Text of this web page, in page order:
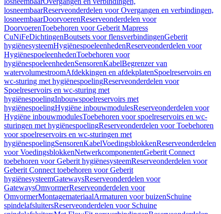
losneembaarReserveonderdelen voor Overgangen en verbindingen,
losneembaarDoorvoerenReserveonderdelen voor
DoorvoerenToebehoren voor Geberit Mapress
CuNiFeDichtingenBoutsets voor flensverbindingenGeberit
hygiënesysteemHygiënespoeleenhedenReserveonderdelen voor
HygiënespoeleenhedenToebehoren voor
hygiënespoeleenhedenSensorenKabelBegrenzer van
watervolumestroomAfdekkingen en afdekplatenSpoelreservoirs en
wc-sturing met hygiënespoelingReserveonderdelen voor
Spoelreservoirs en wc-sturing met
hygiënespoelingInbouwspoelreservoirs met
hygiënespoelingHygiëne inbouwmodulesReserveonderdelen voor
Hygiëne inbouwmodulesToebehoren voor spoelreservoirs en wc-
sturingen met hygiënespoelingReserveonderdelen voor Toebehoren
voor spoelreservoirs en wc-sturingen met
hygiënespoelingSensorenKabelVoedingsblokkenReserveonderdelen
voor VoedingsblokkenNetwerkcomponentenGeberit Connect
toebehoren voor Geberit hygiënesysteemReserveonderdelen voor
Geberit Connect toebehoren voor Geberit
hygiënesysteemGatewaysReserveonderdelen voor
GatewaysOmvormerReserveonderdelen voor
OmvormerMontagemateriaalArmaturen voor buizenSchuine
spindelafsluitersReserveonderdelen voor Schuine